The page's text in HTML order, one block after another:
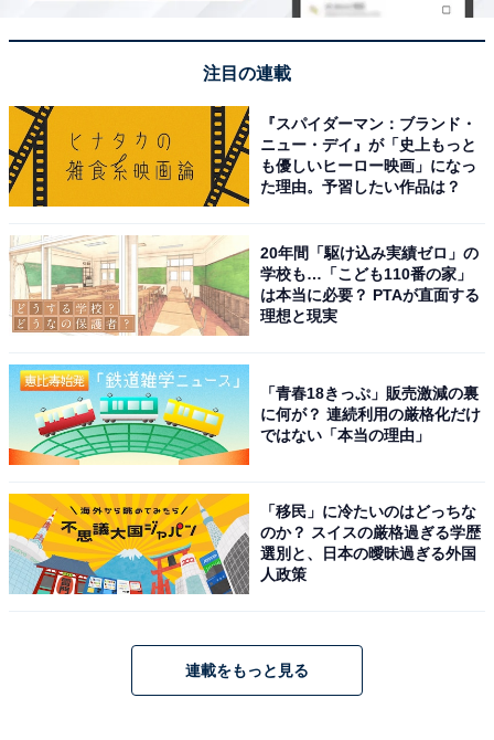
注目の連載
『スパイダーマン：ブランド・
ニュー・デイ』が「史上もっと
も優しいヒーロー映画」になっ
た理由。予習したい作品は？
20年間「駆け込み実績ゼロ」の
学校も…「こども110番の家」
は本当に必要？ PTAが直面する
理想と現実
「青春18きっぷ」販売激減の裏
に何が？ 連続利用の厳格化だけ
ではない「本当の理由」
「移民」に冷たいのはどっちな
のか？ スイスの厳格過ぎる学歴
選別と、日本の曖昧過ぎる外国
人政策
連載をもっと見る